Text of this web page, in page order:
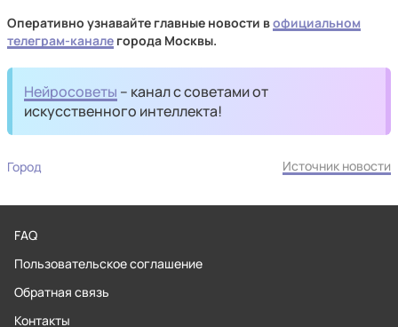
Оперативно узнавайте главные новости вофициальном
телеграм-канале города Москвы.
Нейросоветы – канал с советами от
искусственного интеллекта!
Город Источник новости
FAQ
Пользовательское соглашение
Обратная связь
Контакты